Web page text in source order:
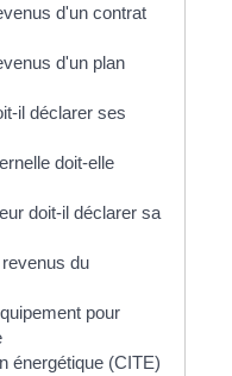
d'un contrat
d'un plan
il déclarer ses
doit-elle
doit-il déclarer sa
du
pour
énergétique (CITE)